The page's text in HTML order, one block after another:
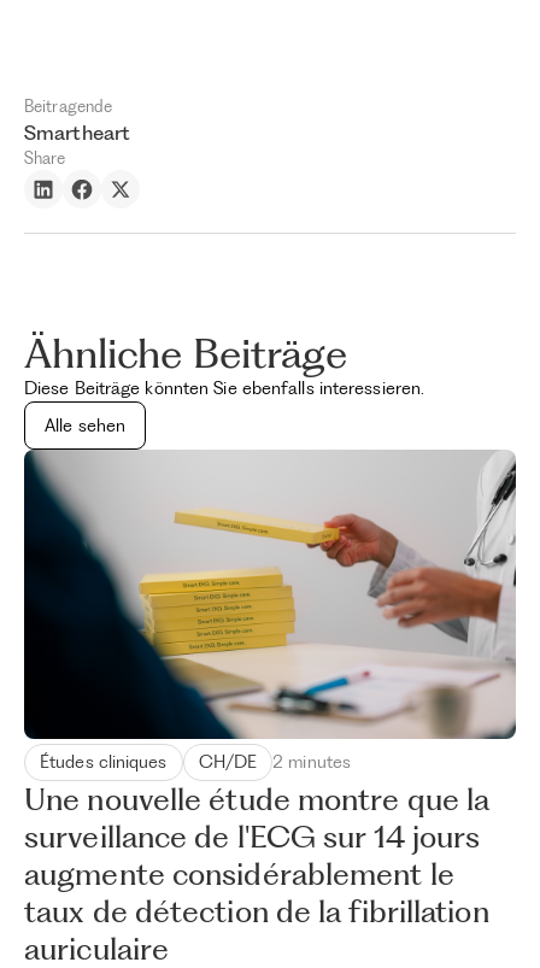
Beitragende
Smartheart
Share
Ähnliche Beiträge
Diese Beiträge könnten Sie ebenfalls interessieren.
Alle sehen
Études cliniques CH/DE 2 minutes
Une nouvelle étude montre que la
surveillance de l'ECG sur 14 jours
augmente considérablement le
taux de détection de la fibrillation
auriculaire